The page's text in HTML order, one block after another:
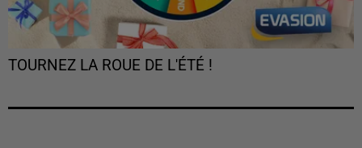
TOURNEZ LA ROUE DE L'ÉTÉ !